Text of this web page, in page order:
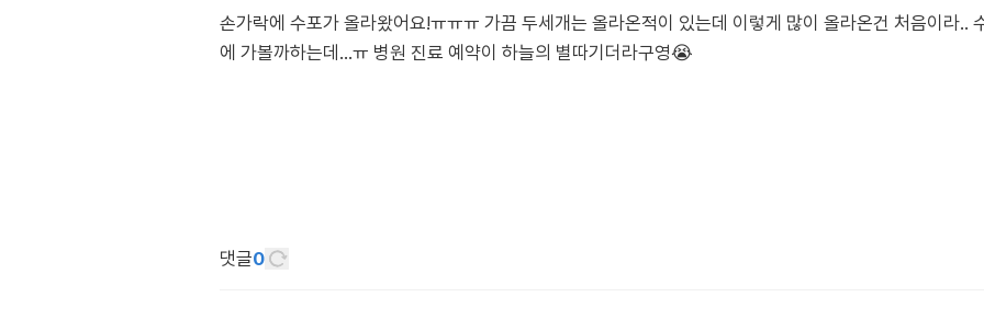
손가락에 수포가 올라왔어요!ㅠㅠㅠ 가끔 두세개는 올라온적이 있는데 이렇게 많이 올라온건 처음이라..
에 가볼까하는데…ㅠ 병원 진료 예약이 하늘의 별따기더라구영😭
댓글0